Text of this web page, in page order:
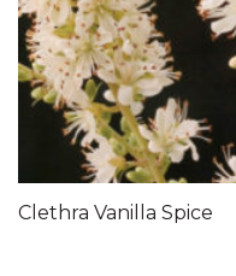
Clethra Vanilla Spice